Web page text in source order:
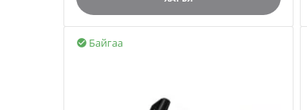
Байгаа
